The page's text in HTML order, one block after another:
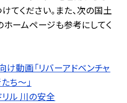
てください。また、次の国土
ームページも参考にしてく
動画「リバーアドベンチャ
ち〜」
ル 川の安全